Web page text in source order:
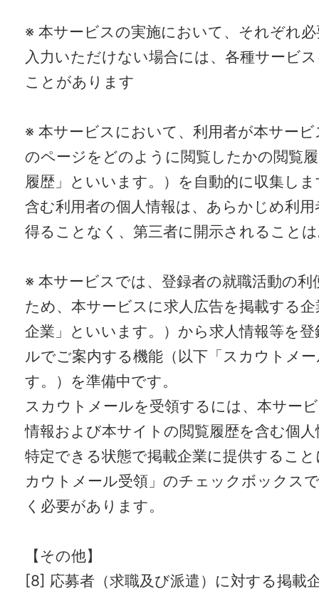
※ 本サービスの実施において、それぞれ
入力いただけない場合には、各種サービ
ことがあります
※ 本サービスにおいて、利用者が本サー
のページをどのように閲覧したかの閲覧
履歴」といいます。）を自動的に収集し
含む利用者の個人情報は、あらかじめ利
得ることなく、第三者に開示されること
※ 本サービスでは、登録者の就職活動の利
ため、本サービスに求人広告を掲載する
企業」といいます。）から求人情報等を
ルでご案内する機能（以下「スカウトメ
す。）を準備中です。
スカウトメールを受領するには、本サー
情報および本サイトの閲覧履歴を含む個
特定できる状態で掲載企業に提供するこ
カウトメール受領」のチェックボックス
く必要があります。
【その他】
[8] 応募者（求職及び派遣）に対する掲載